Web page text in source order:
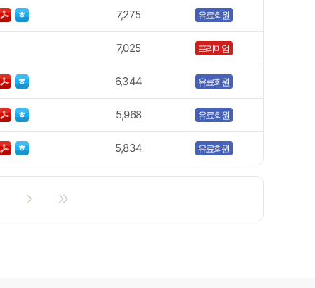
7,275 유료회원
7,025 프리미엄
6,344 유료회원
5,968 유료회원
5,834 유료회원